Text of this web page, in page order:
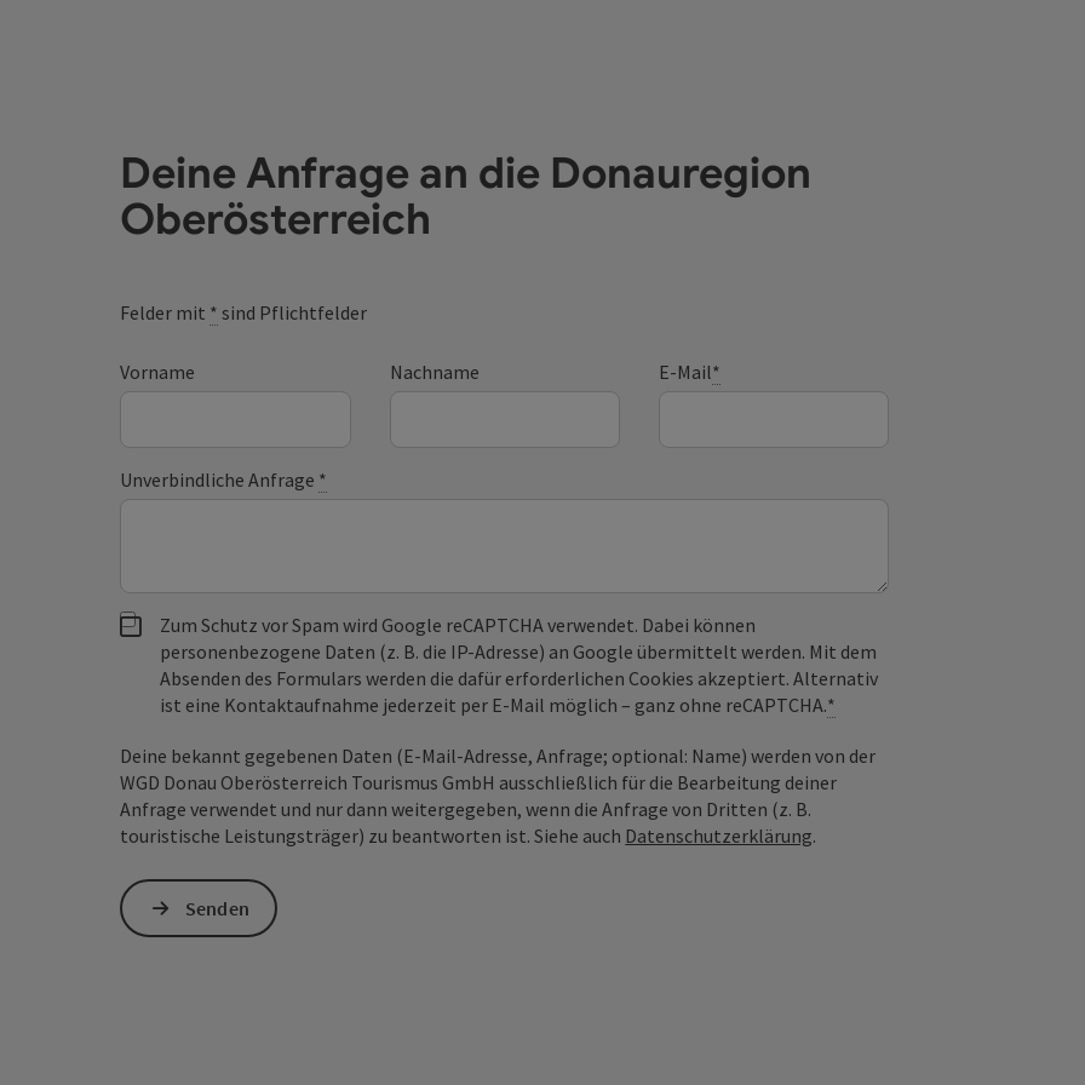
Deine Anfrage an die Donauregion
Oberösterreich
Felder mit * sind Pflichtfelder
Vorname Nachname E-Mail*
Unverbindliche Anfrage *
Zum Schutz vor Spam wird Google reCAPTCHA verwendet. Dabei können
personenbezogene Daten (z. B. die IP-Adresse) an Google übermittelt werden. Mit dem
Absenden des Formulars werden die dafür erforderlichen Cookies akzeptiert. Alternativ
ist eine Kontaktaufnahme jederzeit per E-Mail möglich – ganz ohne reCAPTCHA.*
Deine bekannt gegebenen Daten (E-Mail-Adresse, Anfrage; optional: Name) werden von der
WGD Donau Oberösterreich Tourismus GmbH ausschließlich für die Bearbeitung deiner
Anfrage verwendet und nur dann weitergegeben, wenn die Anfrage von Dritten (z. B.
touristische Leistungsträger) zu beantworten ist. Siehe auch Datenschutzerklärung.
Senden